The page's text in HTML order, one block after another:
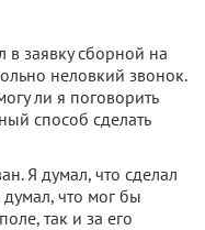
в заявку сборной на
неловкий звонок.
ли я поговорить
способ сделать
Я думал, что сделал
думал, что мог бы
так и за его